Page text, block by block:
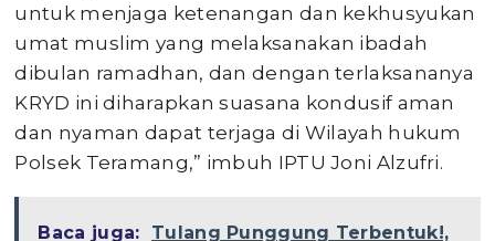
untuk menjaga ketenangan dan kekhusyukan
umat muslim yang melaksanakan ibadah
dibulan ramadhan, dan dengan terlaksananya
KRYD ini diharapkan suasana kondusif aman
dan nyaman dapat terjaga di Wilayah hukum
Polsek Teramang,” imbuh IPTU Joni Alzufri.
Baca juga:
Tulang Punggung Terbentuk!,